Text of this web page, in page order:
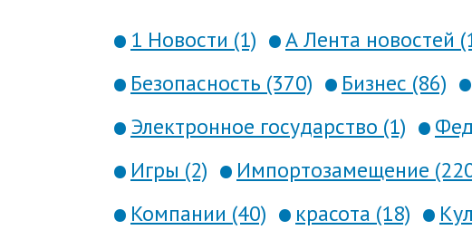
1 Новости (1) А Лента новостей
Безопасность (370)
Бизнес (86)
Электронное государство (1)
Игры (2)
Импортозамещение
Компании (40)
красота (18)